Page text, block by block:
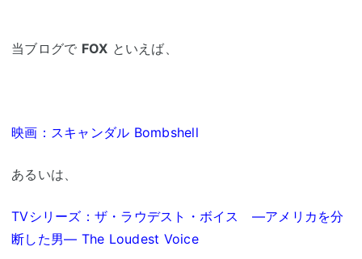
当ブログで FOX といえば、
映画：スキャンダル Bombshell
あるいは、
TVシリーズ：ザ・ラウデスト・ボイス ―アメリカを分
断した男― The Loudest Voice